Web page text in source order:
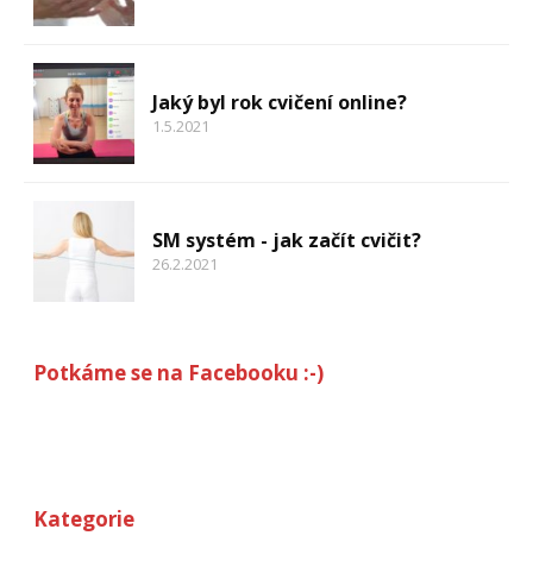
Jaký byl rok cvičení online?
1.5.2021
SM systém - jak začít cvičit?
26.2.2021
Potkáme se na Facebooku :-)
Kategorie